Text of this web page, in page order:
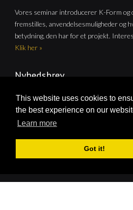
This website uses cookies to
the best experience on our
Learn more
Got it!
Vores seminar introducerer K-Form og
fremstilles, anvendelsesmuligheder og
betydning, den har for et projekt.
Klik her »
Nyhedsbrev
Abonner på vores nyhedsbrev for at
opdateringer, gratis tilbud og news pr. e-
spam!